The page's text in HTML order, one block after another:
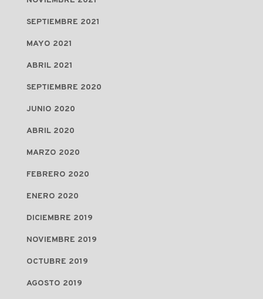
SEPTIEMBRE 2021
MAYO 2021
ABRIL 2021
SEPTIEMBRE 2020
JUNIO 2020
ABRIL 2020
MARZO 2020
FEBRERO 2020
ENERO 2020
DICIEMBRE 2019
NOVIEMBRE 2019
OCTUBRE 2019
AGOSTO 2019